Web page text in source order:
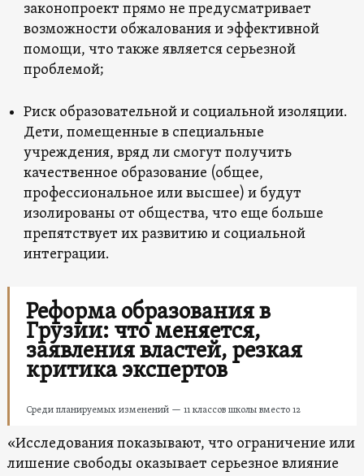
законопроект прямо не предусматривает
возможности обжалования и эффективной
помощи, что также является серьезной
проблемой;
Риск образовательной и социальной изоляции.
Дети, помещенные в специальные
учреждения, вряд ли смогут получить
качественное образование (общее,
профессиональное или высшее) и будут
изолированы от общества, что еще больше
препятствует их развитию и социальной
интеграции.
Реформа образования в
Грузии: что меняется,
заявления властей, резкая
критика экспертов
Среди планируемых изменений — 11 классов школы вместо 12
«Исследования показывают, что ограничение или
лишение свободы оказывает серьезное влияние